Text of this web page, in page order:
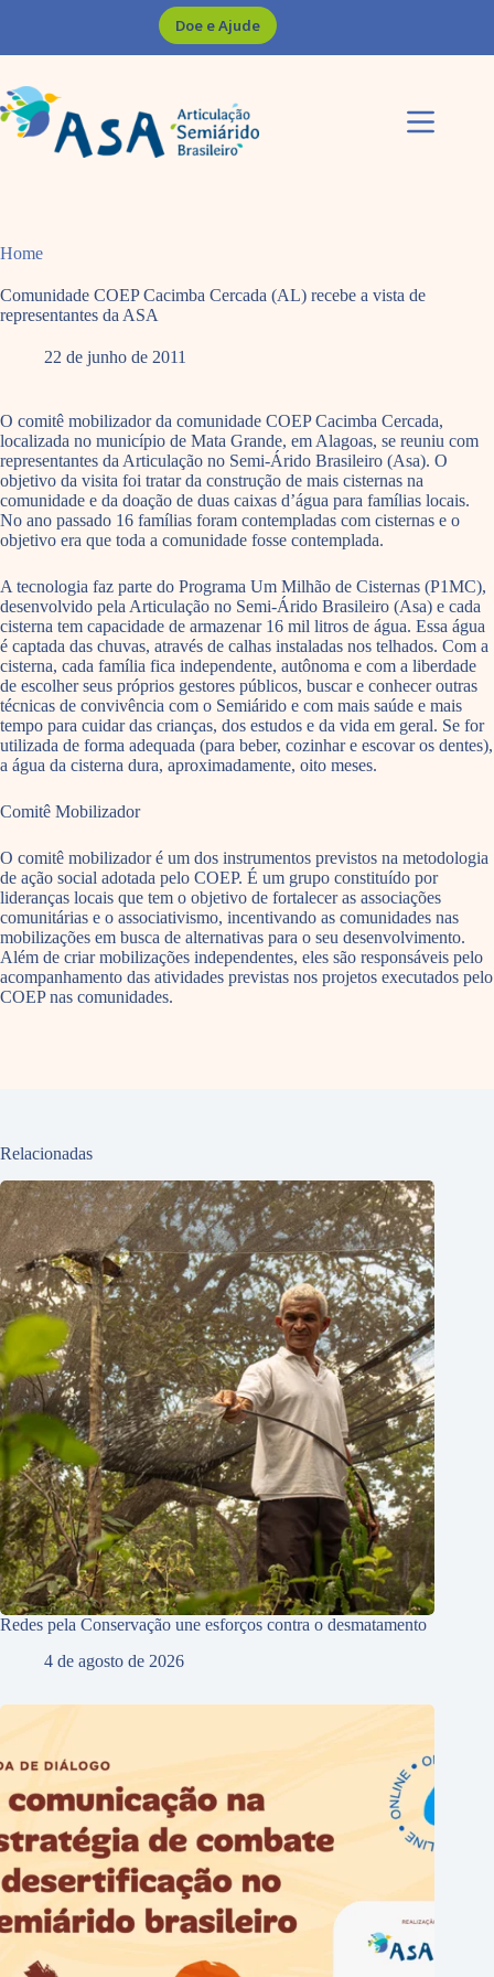
Doe e Ajude
Home
Comunidade COEP Cacimba Cercada (AL) recebe a vista de
representantes da ASA
22 de junho de 2011
O comitê mobilizador da comunidade COEP Cacimba Cercada,
localizada no município de Mata Grande, em Alagoas, se reuniu com
representantes da Articulação no Semi-Árido Brasileiro (Asa). O
objetivo da visita foi tratar da construção de mais cisternas na
comunidade e da doação de duas caixas d’água para famílias locais.
No ano passado 16 famílias foram contempladas com cisternas e o
objetivo era que toda a comunidade fosse contemplada.
A tecnologia faz parte do Programa Um Milhão de Cisternas (P1MC),
desenvolvido pela Articulação no Semi-Árido Brasileiro (Asa) e cada
cisterna tem capacidade de armazenar 16 mil litros de água. Essa água
é captada das chuvas, através de calhas instaladas nos telhados. Com a
cisterna, cada família fica independente, autônoma e com a liberdade
de escolher seus próprios gestores públicos, buscar e conhecer outras
técnicas de convivência com o Semiárido e com mais saúde e mais
tempo para cuidar das crianças, dos estudos e da vida em geral. Se for
utilizada de forma adequada (para beber, cozinhar e escovar os dentes),
a água da cisterna dura, aproximadamente, oito meses.
Comitê Mobilizador
O comitê mobilizador é um dos instrumentos previstos na metodologia
de ação social adotada pelo COEP. É um grupo constituído por
lideranças locais que tem o objetivo de fortalecer as associações
comunitárias e o associativismo, incentivando as comunidades nas
mobilizações em busca de alternativas para o seu desenvolvimento.
Além de criar mobilizações independentes, eles são responsáveis pelo
acompanhamento das atividades previstas nos projetos executados pelo
COEP nas comunidades.
Relacionadas
Redes pela Conservação une esforços contra o desmatamento
4 de agosto de 2026